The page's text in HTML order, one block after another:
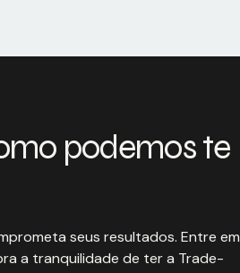
podemos te
seus resultados. Entre em
a tranquilidade de ter a Trade-